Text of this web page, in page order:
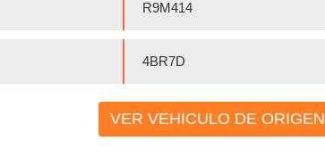
R9M414
4BR7D
VER VEHICULO DE ORIGEN